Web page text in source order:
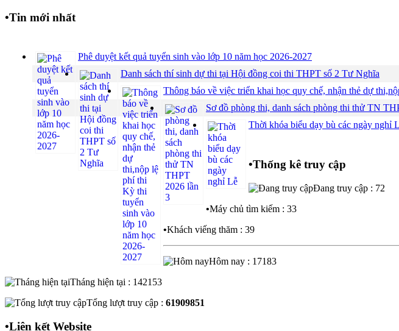
•Tin mới nhất
Phê duyệt kết quả tuyển sinh vào lớp 10 năm học 2026-2027
Danh sách thí sinh dự thi tại Hội đồng coi thi THPT số 2 Tư Nghĩa
Thông báo về việc triển khai học quy chế, nhận thẻ dự
Sơ đồ phòng thi, danh sách phòng thi thử TN
Thời khóa biểu dạy bù các ngày nghỉ
•Thống kê truy cập
Đang truy cập : 72
•Máy chủ tìm kiếm : 33
•Khách viếng thăm : 39
Hôm nay : 17183
Tháng hiện tại : 142153
Tổng lượt truy cập : 61909851
•Liên kết Website